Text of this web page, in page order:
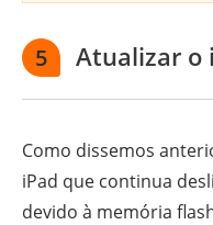
5 Atualizar o
Como dissemos
iPad que continua
devido à memória